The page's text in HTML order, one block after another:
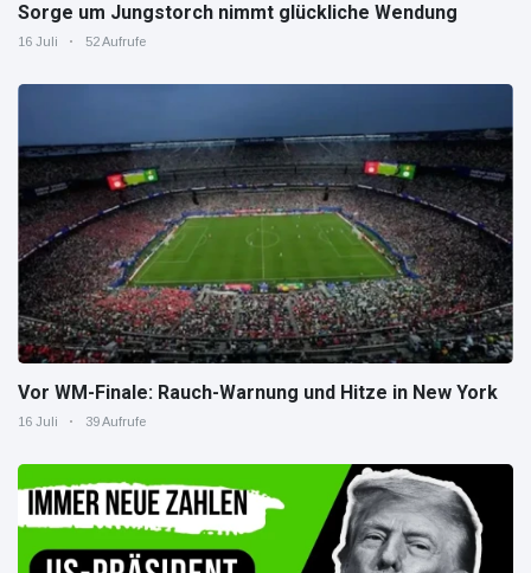
Sorge um Jungstorch nimmt glückliche Wendung
16 Juli 52 Aufrufe
Vor WM-Finale: Rauch-Warnung und Hitze in New York
16 Juli 39 Aufrufe